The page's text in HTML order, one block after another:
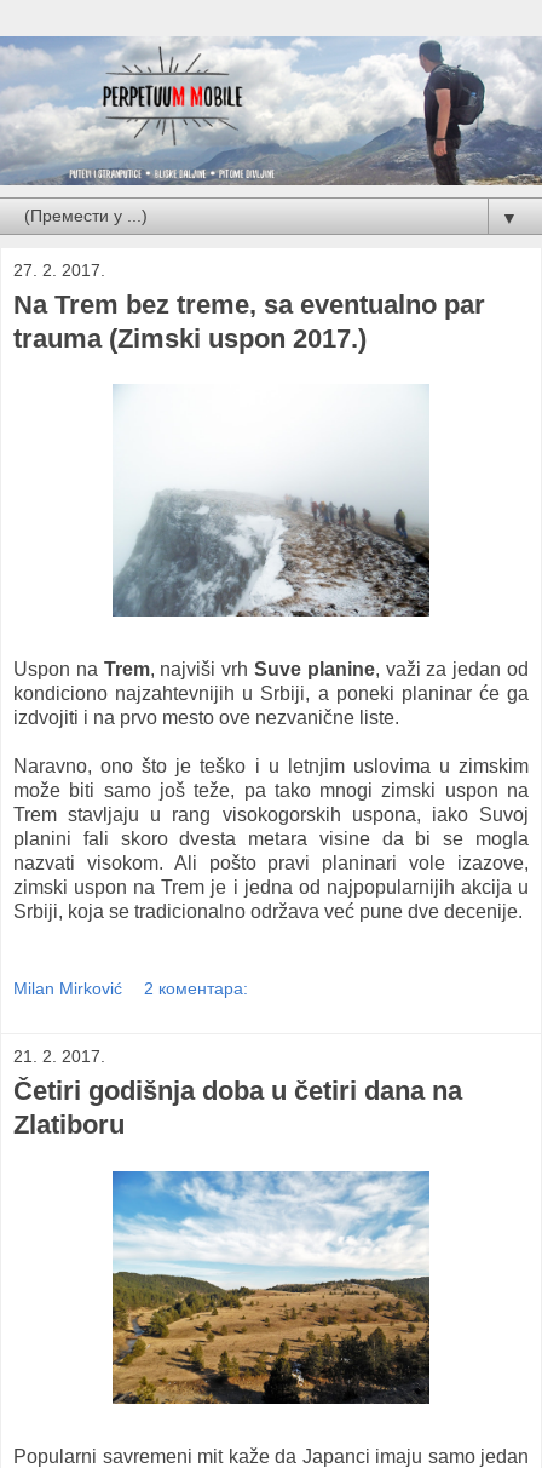
▼
27. 2. 2017.
Na Trem bez treme, sa eventualno par
trauma (Zimski uspon 2017.)
Uspon na Trem, najviši vrhSuve planine, važi za jedan od
kondiciono najzahtevnijih u Srbiji, a poneki planinar će ga
izdvojiti i na prvo mesto ove nezvanične liste.
Naravno, ono što je teško i u letnjim uslovima u zimskim
može biti samo još teže, pa tako mnogi zimski uspon na
Trem stavljaju u rang visokogorskih uspona, iako Suvoj
planini fali skoro dvesta metara visine da bi se mogla
nazvati visokom. Ali pošto pravi planinari vole izazove,
zimski uspon na Trem je i jedna od najpopularnijih akcija u
Srbiji, koja se tradicionalno održava već pune dve decenije.
Milan Mirković 2 коментара:
21. 2. 2017.
Četiri godišnja doba u četiri dana na
Zlatiboru
Popularni savremeni mit kaže da Japanci imaju samo jedan